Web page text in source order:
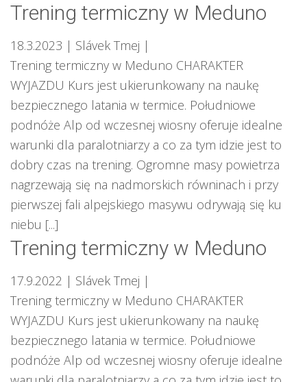
Trening termiczny w Meduno
18.3.2023 | Slávek Tmej |
Trening termiczny w Meduno CHARAKTER
WYJAZDU Kurs jest ukierunkowany na naukę
bezpiecznego latania w termice. Południowe
podnóże Alp od wczesnej wiosny oferuje idealne
warunki dla paralotniarzy a co za tym idzie jest to
dobry czas na trening. Ogromne masy powietrza
nagrzewają się na nadmorskich równinach i przy
pierwszej fali alpejskiego masywu odrywają się ku
niebu [...]
Trening termiczny w Meduno
17.9.2022 | Slávek Tmej |
Trening termiczny w Meduno CHARAKTER
WYJAZDU Kurs jest ukierunkowany na naukę
bezpiecznego latania w termice. Południowe
podnóże Alp od wczesnej wiosny oferuje idealne